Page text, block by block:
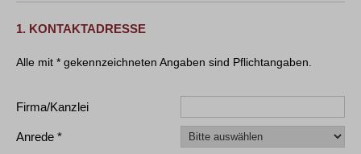
1. KONTAKTADRESSE
Firma/Kanzlei
Anrede